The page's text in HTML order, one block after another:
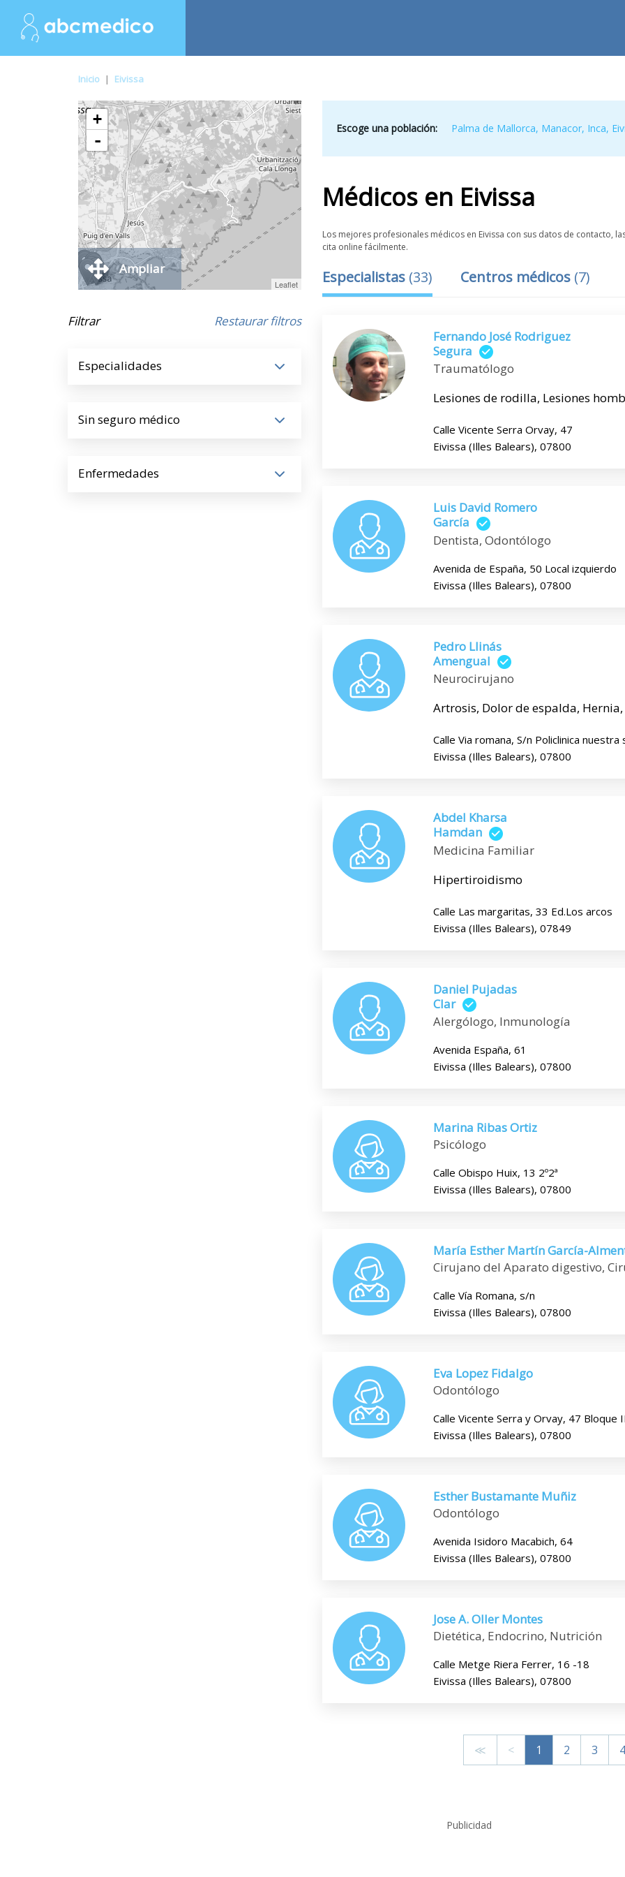
Inicio | Eivissa
+
-
Leaflet
Ampliar
Filtrar Restaurar filtros
Especialidades
Sin seguro médico
Enfermedades
Escoge una población: Palma de Mallorca, Manacor, Inca,
Médicos en Eivissa
Los mejores profesionales médicos en Eivissa con sus datos de contacto,
cita online fácilmente.
Especialistas (33) Centros médicos (7)
Fernando José Rodriguez
Segura
Traumatólogo
Lesiones de rodilla, Lesiones
Calle Vicente Serra Orvay, 47
Eivissa (Illes Balears), 07800
Luis David Romero
García
Dentista, Odontólogo
Avenida de España, 50 Local izquierdo
Eivissa (Illes Balears), 07800
Pedro Llinás
Amengual
Neurocirujano
Artrosis, Dolor de espalda,
Calle Via romana, S/n Policlinica
Eivissa (Illes Balears), 07800
Abdel Kharsa
Hamdan
Medicina Familiar
Hipertiroidismo
Calle Las margaritas, 33 Ed.Los arcos
Eivissa (Illes Balears), 07849
Daniel Pujadas
Clar
Alergólogo, Inmunología
Avenida España, 61
Eivissa (Illes Balears), 07800
Marina Ribas Ortiz
Psicólogo
Calle Obispo Huix, 13 2º2ª
Eivissa (Illes Balears), 07800
María Esther Martín García-
Cirujano del Aparato digestivo,
Calle Vía Romana, s/n
Eivissa (Illes Balears), 07800
Eva Lopez Fidalgo
Odontólogo
Calle Vicente Serra y Orvay, 47 Bloque
Eivissa (Illes Balears), 07800
Esther Bustamante Muñiz
Odontólogo
Avenida Isidoro Macabich, 64
Eivissa (Illes Balears), 07800
Jose A. Oller Montes
Dietética, Endocrino, Nutrición
Calle Metge Riera Ferrer, 16 -18
Eivissa (Illes Balears), 07800
≪ < 1 2 3 4
Publicidad